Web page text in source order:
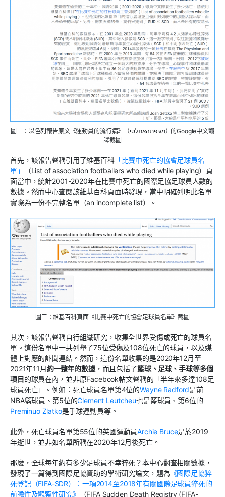
圖二：以色列報告原文《運動員的流行病》（מגיפתהאתלטי）的Google中文翻
譯截圖
首先，該報告聲稱引用了維基百科「比賽中死亡的協會足球員名
單」
（List of association footballers who died while playing）頁
面當中，統計2001-2020年在比賽中死亡的國際足協足球員人數的
數據。然而中心查閱該維基百科頁面時發現，當中明確列明此名單
實際為一份不完整名單（an incomplete list）。
圖三：維基百科頁面《比賽中死亡的協會足球員名單》截圖
其次，該報告聲稱自行組織研究，收集全世界受傷或死亡的球員名
單。這份名單中一共列舉了75位受傷及108位死亡的球員，以及媒
體上對應的訃聞連結。然而，這份名單收集的是2020年12月至
2021年11月約一整年的數據，而且包括了籃球、足球、手球等多個
項目的球員在內，並非原Facebook帖文聲稱的「半年來多達108足
球員死亡」。例如：死亡球員名單第4位的Wayne Radford是前
NBA籃球員、第5位的Clement Leutcheu也是籃球員、第6位的
Preminuo Zlatko是手球運動員等。
此外，死亡球員名單第55位的英國運動員Archie Bruce是於2019
年逝世，並非如名單所稱在2020年12月後死亡。
那麽，全球每年約有多少足球員不幸猝死？本中心翻查相關數據，
發現了一篇得到國際足協資助的學術研究論文，題為 《國際足協猝
死登記（FIFA-SDR）：一項2014至2018年有關國際足球員猝死的
前瞻性及觀察性研究》
（FIFA Sudden Death Registry (FIFA-